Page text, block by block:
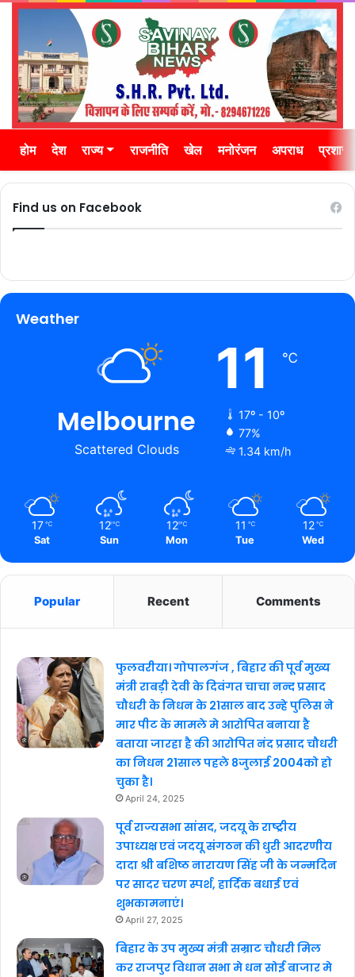
होम देश राज्य राजनीति खेल मनोरंजन अपराध
Find us on Facebook
Weather
Melbourne
Scattered Clouds
11 ℃
17º - 10º
77%
1.34 km/h
17 ℃
Sat
12 ℃
Sun
12 ℃
Mon
11 ℃
Tue
12 ℃
Wed
Popular Recent Comments
फुलवरीया। गोपालगंज , बिहार की पूर्व मुख्य
मंत्री राबड़ी देवी के दिवंगत चाचा नन्द प्रसाद
चौधरी के निधन के 21साल बाद उन्हे पुलिस ने
मार पीट के मामले मे आरोपित बनाया है
बताया जारहा है की आरोपित नंद प्रसाद चौधरी
का निधन 21साल पहले 8जुलाई 2004को हो
चुका है।
April 24, 2025
पूर्व राज्यसभा सांसद, जदयू के राष्ट्रीय
उपाध्यक्ष एवं जदयू संगठन की धुरी आदरणीय
दादा श्री बशिष्ठ नारायण सिंह जी के जन्मदिन
पर सादर चरण स्पर्श, हार्दिक बधाई एवं
शुभकामनाएं।
April 27, 2025
बिहार के उप मुख्य मंत्री सम्राट चौधरी मिल
कर राजपुर विधान सभा मे धन सोई बाजार मे